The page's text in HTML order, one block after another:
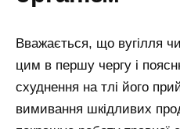
Вважається, що вугілля
цим в першу чергу і
схуднення на тлі його
вимивання шкідливих